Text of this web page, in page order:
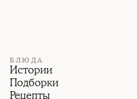
БЛЮДА
Истории
Подборки